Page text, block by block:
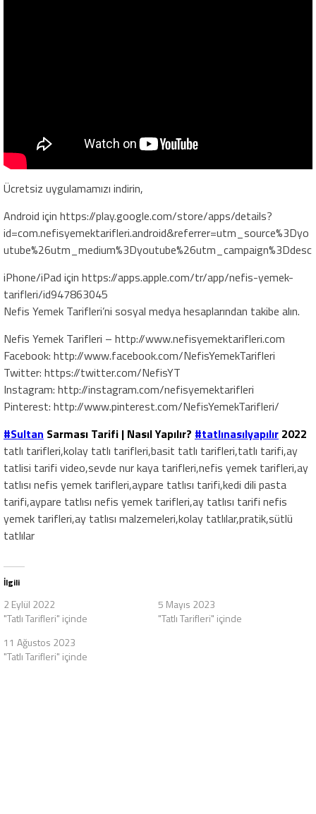
Ücretsiz uygulamamızı indirin,
Android için https://play.google.com/store/apps/details?
id=com.nefisyemektarifleri.android&referrer=utm_source%3Dyo
utube%26utm_medium%3Dyoutube%26utm_campaign%3Ddesc
iPhone/iPad için https://apps.apple.com/tr/app/nefis-yemek-
tarifleri/id947863045
Nefis Yemek Tarifleri’ni sosyal medya hesaplarından takibe alın.
Nefis Yemek Tarifleri – http://www.nefisyemektarifleri.com
Facebook: http://www.facebook.com/NefisYemekTarifleri
Twitter: https://twitter.com/NefisYT
Instagram: http://instagram.com/nefisyemektarifleri
Pinterest: http://www.pinterest.com/NefisYemekTarifleri/
#Sultan Sarması Tarifi | Nasıl Yapılır? #tatlınasılyapılır 2022
tatlı tarifleri,kolay tatlı tarifleri,basit tatlı tarifleri,tatlı tarifi,ay
tatlisi tarifi video,sevde nur kaya tarifleri,nefis yemek tarifleri,ay
tatlısı nefis yemek tarifleri,aypare tatlısı tarifi,kedi dili pasta
tarifi,aypare tatlısı nefis yemek tarifleri,ay tatlısı tarifi nefis
yemek tarifleri,ay tatlısı malzemeleri,kolay tatlılar,pratik,sütlü
tatlılar
İlgili
2 Eylül 2022
"Tatlı Tarifleri" içinde
5 Mayıs 2023
"Tatlı Tarifleri" içinde
11 Ağustos 2023
"Tatlı Tarifleri" içinde